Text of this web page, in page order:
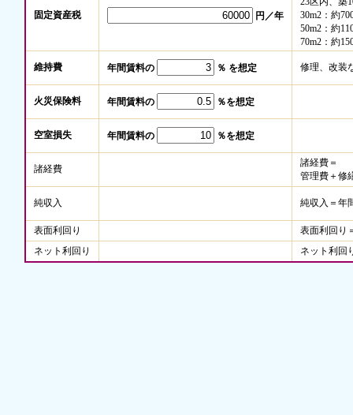
固定資産税 円／年
30m2：約
50m2：約
70m2：約
維持費 年間賃料の ％ を想定 修理、改装
火災保険料 年間賃料の ％を想定
空室損失 年間賃料の ％を想定
諸経費
諸経費＝
管理費＋修
純収入 純収入＝年
表面利回り
表面利回り
ネット利回り
ネット利回